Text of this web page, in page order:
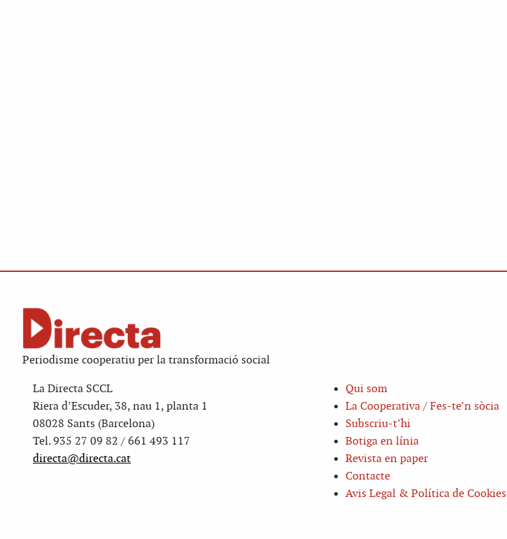
Periodisme cooperatiu per la transformació social
La Directa SCCL
Riera d’Escuder, 38, nau 1, planta 1
08028 Sants (Barcelona)
Tel. 935 27 09 82 / 661 493 117
directa@directa.cat
Qui som
La Cooperativa / Fes-te’n sòcia
Subscriu-t’hi
Botiga en línia
Revista en paper
Contacte
Avis Legal & Política de Cookies